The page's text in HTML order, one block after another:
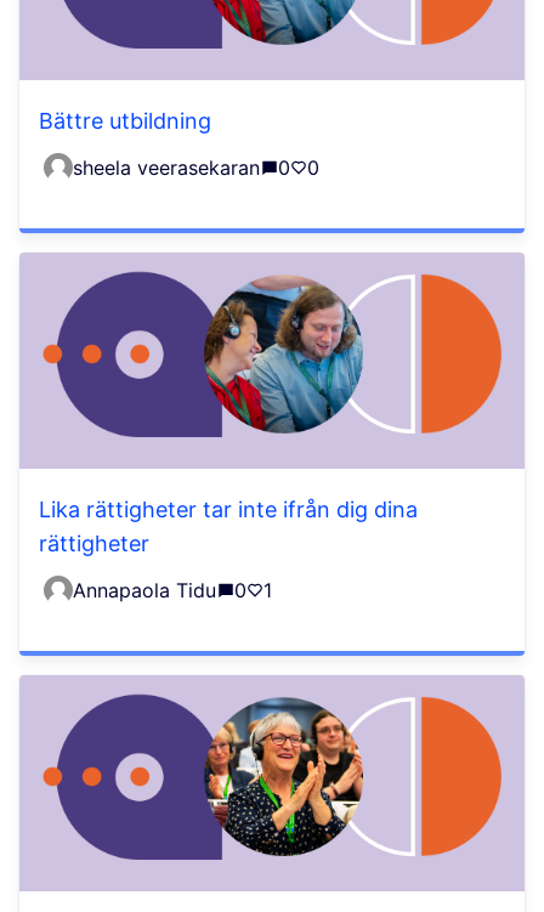
Bättre utbildning
sheela veerasekaran 0 0
Lika rättigheter tar inte ifrån dig dina
rättigheter
Annapaola Tidu 0 1